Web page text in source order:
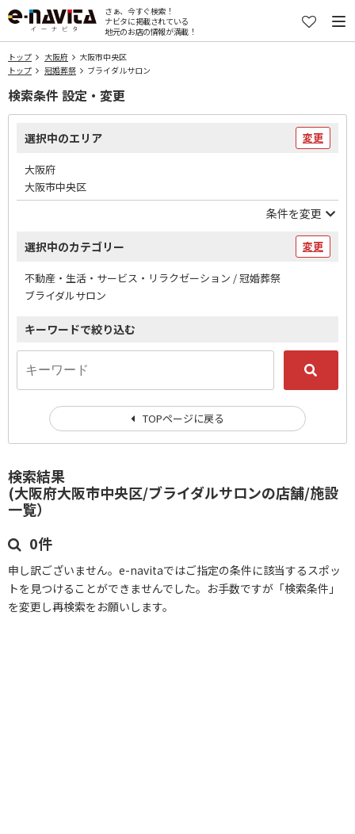
さぁ、今すぐ検索！
ナビタに掲載されている
地元のお店の情報が満載！
トップ 大阪府
大阪市中央区
トップ
冠婚葬祭 ブライダルサロン
検索結果
(大阪府大阪市中央区/ブライダルサロンの店舗/施設
一覧）
0件
申し訳ございません。e-navitaではご指定の条件に該当するスポッ
トを見つけることができませんでした。お手数ですが「検索条件」
を変更し再検索をお願いします。
検索条件 設定・変更
選択中のエリア 変更
大阪府
大阪市中央区
条件を変更
選択中のカテゴリー 変更
不動産・生活・サービス・リラクゼーション / 冠婚葬祭
ブライダルサロン
キーワードで絞り込む
TOPページに戻る